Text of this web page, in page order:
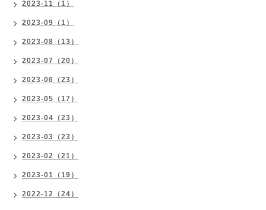
2023-11（1）
2023-09（1）
2023-08（13）
2023-07（20）
2023-06（23）
2023-05（17）
2023-04（23）
2023-03（23）
2023-02（21）
2023-01（19）
2022-12（24）